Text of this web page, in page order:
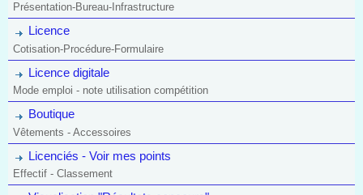
Présentation-Bureau-Infrastructure
Licence
Cotisation-Procédure-Formulaire
Licence digitale
Mode emploi - note utilisation compétition
Boutique
Vêtements - Accessoires
Licenciés - Voir mes points
Effectif - Classement